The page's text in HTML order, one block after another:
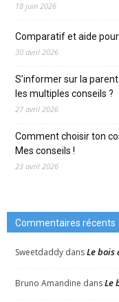
18 juin 2026
Comparatif et aide
30 avril 2026
S’informer sur la
les multiples conseils ?
27 avril 2026
Comment choisir ton
Mes conseils !
23 avril 2026
Commentaires récents
Sweetdaddy dansLe bois
Bruno Amandine dansLe